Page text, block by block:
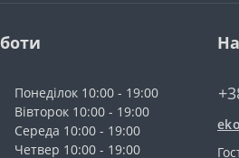
Понеділок 10:00 - 19:00
Вівторок 10:00 - 19:00
Середа 10:00 - 19:00
Четвер 10:00 - 19:00